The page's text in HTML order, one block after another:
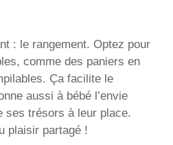
: le rangement. Optez pour
comme des paniers en
Ça facilite le
aussi à bébé l’envie
ses trésors à leur place.
plaisir partagé !